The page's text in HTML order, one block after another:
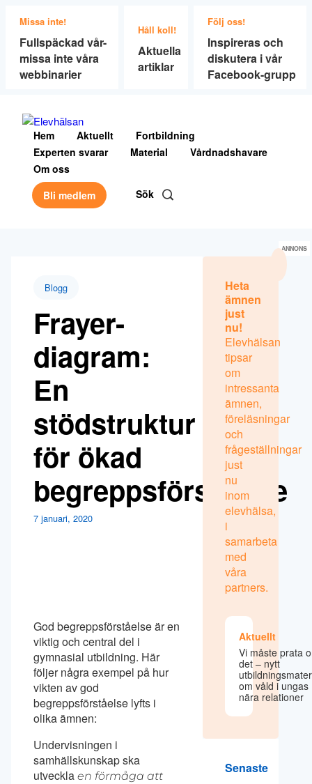
Missa inte!
Fullspäckad vår-
missa inte våra
webbinarier
Håll koll!
Aktuella
artiklar
Följ oss!
Inspireras och
diskutera i vår
Facebook-grupp
Hem Aktuellt
Fortbildning
Experten svarar
Material
Vårdnadshavare
Om oss
Bli medlem
Sök
Blogg
Frayer-
diagram:
En
stödstruktur
för ökad
begreppsförståelse
7 januari, 2020
God begreppsförståelse är en
viktig och central del i
gymnasial utbildning. Här
följer några exempel på hur
vikten av god
begreppsförståelse lyfts i
olika ämnen:
Undervisningen i
samhällskunskap ska
utveckla en förmåga att
Heta
ämnen
just
nu!
Elevhälsan
tipsar
om
intressanta
ämnen,
föreläsningar
och
frågeställningar
just
nu
inom
elevhälsa,
i
samarbeta
med
våra
partners.
Aktuellt
Vi måste prata
det – nytt
om våld i ungas
nära relationer
Senaste
ANNONS